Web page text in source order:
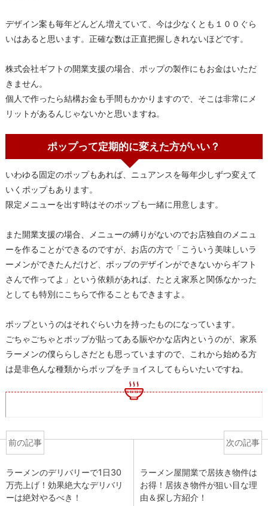
デザイン案も毎年どんどん増えていて、今は少なくとも１００ぐら
いはあると思います。正確な数は正直把握しきれないほどです。
株式会社ギフトの開業支援の場合、ポップの製作にもお金はいただ
きません。
個人で作ったら結構お金も手間もかかりますので、そこは非常にメ
リットがあるんじゃないかと思いますね。
ポップって定期的に変えた方がいい？
いわゆる固定のポップもあれば、ニュアンスを毎年少しずつ変えて
いくポップもあります。
限定メニューを出す時はそのポップも一緒に用意します。
また開業支援の場合、メニューの縛りがないのでお店独自のメニュ
ーを作ることができるのですが、お店の方で「こういう美味しいラ
ーメンができたんだけど、ポップのデザインができないからギフト
さんで作ってよ」という依頼があれば、たとえ家系と関係なかった
としても特別にこちらで作ることもできますよ。
ポップというのはそれぐらい力を持ったものになっています。
ごちゃごちゃとポップが貼ってある賑やかな店内というのが、家系
ラーメンの僕ららしさだとも思っていますので、これから始める方
は是非色んな種類からポップをチョイスしてもらいたいですね。
前の記事
ラーメンのデリバリーで1日30
万売上げ！効果絶大なデリバリ
ーは絶対やるべき！
次の記事
ラーメン屋開業で居抜き物件は
お得！居抜き物件が狙い目な理
由＆探し方紹介！